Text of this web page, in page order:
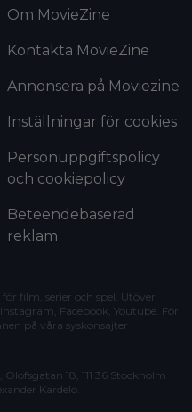
Om MovieZine
Kontakta MovieZine
Annonsera på Moviezine
Inställningar för cookies
Personuppgiftspolicy
och cookiepolicy
Beteendebaserad
reklam
film, serier och spel. Utöver
Facebook, Youtube. För
på våra syskonsajter
18, 111 36 Stockholm
Kardelo